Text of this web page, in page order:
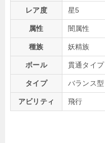
レア度 星5
属性 闇属性
種族 妖精族
ボール 貫通タイプ
タイプ バランス型
アビリティ 飛行